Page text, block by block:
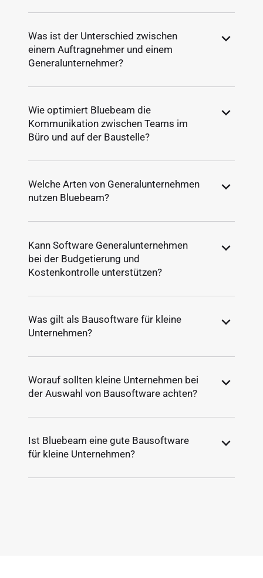
Was ist der Unterschied zwischen
einem Auftragnehmer und einem
Generalunternehmer?
Wie optimiert Bluebeam die
Kommunikation zwischen Teams im
Büro und auf der Baustelle?
Welche Arten von Generalunternehmen
nutzen Bluebeam?
Kann Software Generalunternehmen
bei der Budgetierung und
Kostenkontrolle unterstützen?
Was gilt als Bausoftware für kleine
Unternehmen?
Worauf sollten kleine Unternehmen bei
der Auswahl von Bausoftware achten?
Ist Bluebeam eine gute Bausoftware
für kleine Unternehmen?